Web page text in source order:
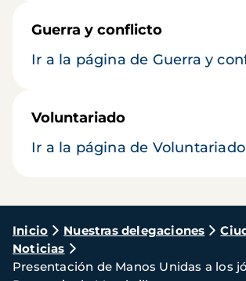
Guerra y conflicto
Ir a la página de Guerra y
Voluntariado
Ir a la página de Voluntariado
Ruta
de
navegación
Inicio Nuestras delegaciones
Noticias
Presentación de Manos Unidas a los